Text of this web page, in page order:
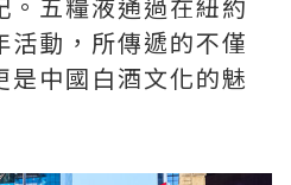
活動，所傳遞的不僅
中國白酒文化的魅